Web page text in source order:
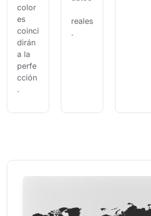
color
es
coinci
dirán
a la
perfe
cción
.
reales
.